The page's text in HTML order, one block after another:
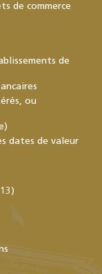
de commerce
de
ou
dates de valeur